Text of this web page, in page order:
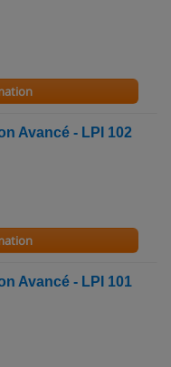
Avancé - LPI 102
Avancé - LPI 101